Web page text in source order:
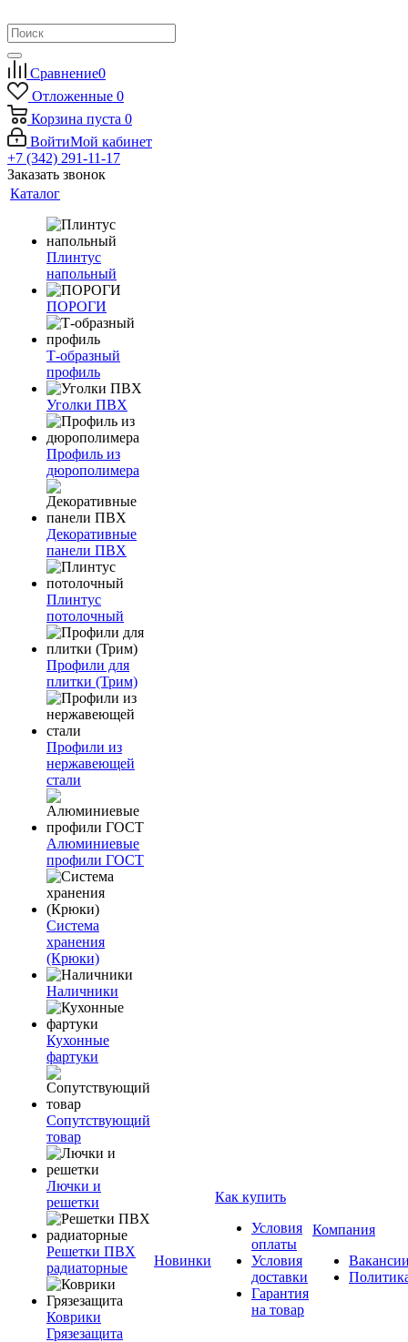
Сравнение0
Отложенные 0
Корзина пуста 0
ВойтиМой кабинет
+7 (342) 291-11-17
Заказать звонок
Каталог
Плинтус
напольный
ПОРОГИ
Т-образный
профиль
Уголки ПВХ
Профиль из
дюрополимера
Декоративные
панели ПВХ
Плинтус
потолочный
Профили для
плитки (Трим)
Профили из
нержавеющей
стали
Алюминиевые
профили ГОСТ
Система
хранения
(Крюки)
Наличники
Кухонные
фартуки
Сопутствующий
товар
Лючки и
решетки
Решетки ПВХ
радиаторные
Коврики
Грязезащита
Новинки
Как купить
Условия
оплаты
Условия
доставки
Гарантия
на товар
Компания